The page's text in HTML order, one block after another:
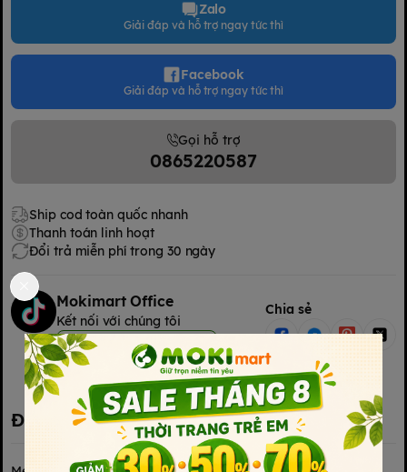
Zalo
Giải đáp và hỗ trợ ngay tức thì
Facebook
Giải đáp và hỗ trợ ngay tức thì
Gọi hỗ trợ
0865220587
Ship cod toàn quốc nhanh
Thanh toán linh hoạt
Đổi trả miễn phí trong 30 ngày
Mokimart Office
Kết nối với chúng tôi
Kết nối với chúng tôi
Chia sẻ
Đặc điểm nổi bật